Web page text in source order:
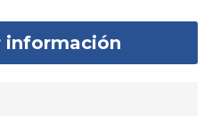
información